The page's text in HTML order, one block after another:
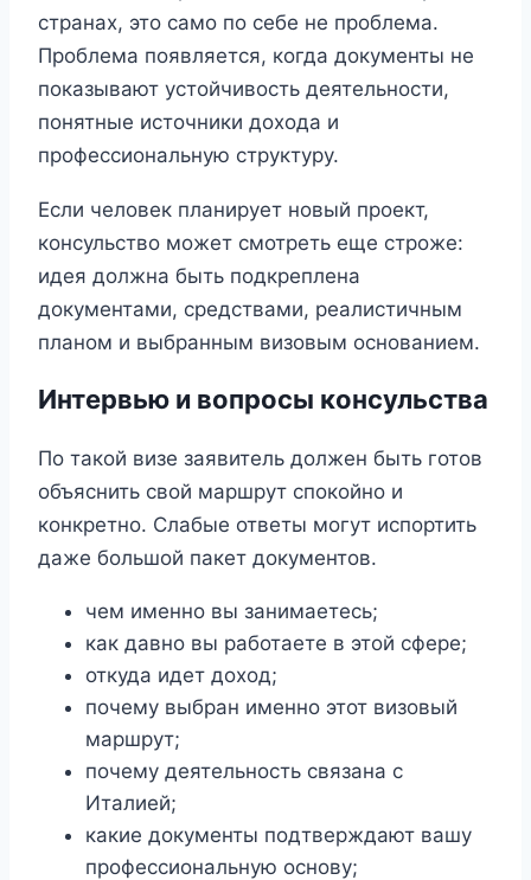
странах, это само по себе не проблема.
Проблема появляется, когда документы не
показывают устойчивость деятельности,
понятные источники дохода и
профессиональную структуру.
Если человек планирует новый проект,
консульство может смотреть еще строже:
идея должна быть подкреплена
документами, средствами, реалистичным
планом и выбранным визовым основанием.
Интервью и вопросы консульства
По такой визе заявитель должен быть готов
объяснить свой маршрут спокойно и
конкретно. Слабые ответы могут испортить
даже большой пакет документов.
чем именно вы занимаетесь;
как давно вы работаете в этой сфере;
откуда идет доход;
почему выбран именно этот визовый
маршрут;
почему деятельность связана с
Италией;
какие документы подтверждают вашу
профессиональную основу;